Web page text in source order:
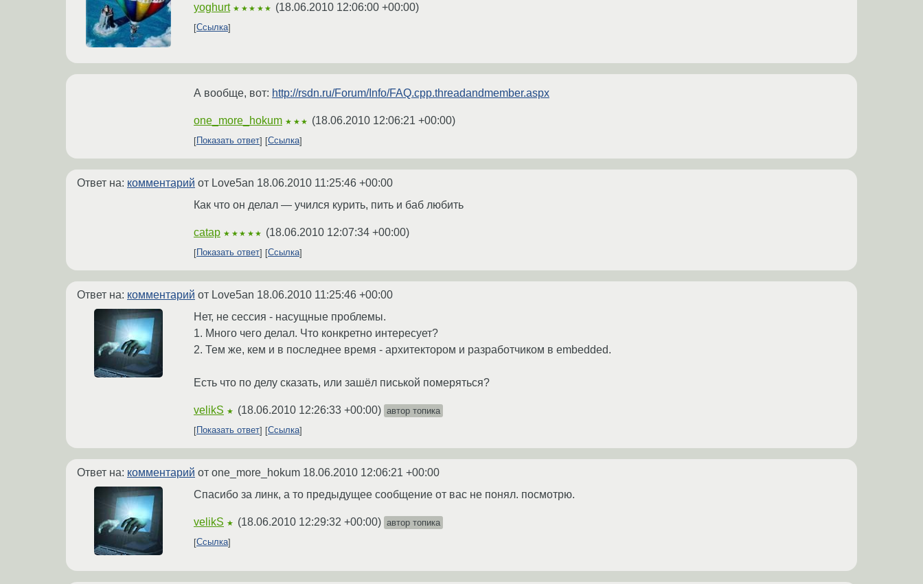
yoghurt ★★★★★ (18.06.2010 12:06:00 +00:00)
Ссылка
А вообще, вот: http://rsdn.ru/Forum/Info/FAQ.cpp.threadandmember.aspx
one_more_hokum ★★★ (18.06.2010 12:06:21 +00:00)
Показать ответ Ссылка
Ответ на: комментарий от Love5an 18.06.2010 11:25:46 +00:00
Как что он делал — учился курить, пить и баб любить
catap ★★★★★ (18.06.2010 12:07:34 +00:00)
Показать ответ Ссылка
Ответ на: комментарий от Love5an 18.06.2010 11:25:46 +00:00
Нет, не сессия - насущные проблемы.
1. Много чего делал. Что конкретно интересует?
2. Тем же, кем и в последнее время - архитектором и разработчиком в embedded.
Есть что по делу сказать, или зашёл писькой померяться?
velikS ★ (18.06.2010 12:26:33 +00:00) автор топика
Показать ответ
Ссылка
Ответ на: комментарий от one_more_hokum 18.06.2010 12:06:21 +00:00
Спасибо за линк, а то предыдущее сообщение от вас не понял. посмотрю.
velikS ★ (18.06.2010 12:29:32 +00:00) автор топика
Ссылка